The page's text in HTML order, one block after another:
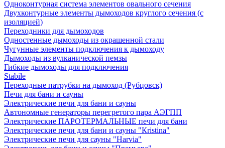
Одноконтурная система элементов овального сечения
Двухконтурные элементы дымоходов круглого сечения (с
изоляцией)
Переходники для дымоходов
Одностенные дымоходы из окрашенной стали
Чугунные элементы подключения к дымоходу
Дымоходы из вулканической пемзы
Гибкие дымоходы для подключения
Stabile
Переходные патрубки на дымоход (Рубцовск)
Печи для бани и сауны
Электрические печи для бани и сауны
Автономные генераторы перегретого пара АЭГПП
Электрические ПАРОТЕРМАЛЬНЫЕ печи для бани
Электрические печи для бани и сауны "Кristina"
Электрические печи для сауны "Harvia"